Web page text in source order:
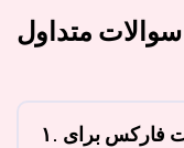
سوالات متداول
۱. چرا روانشناسی معاملات فارکس برای